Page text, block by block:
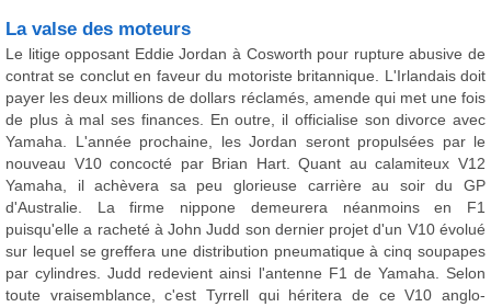
La valse des moteurs
Le litige opposant Eddie Jordan à Cosworth pour rupture abusive de
contrat se conclut en faveur du motoriste britannique. L'Irlandais doit
payer les deux millions de dollars réclamés, amende qui met une fois
de plus à mal ses finances. En outre, il officialise son divorce avec
Yamaha. L'année prochaine, les Jordan seront propulsées par le
nouveau V10 concocté par Brian Hart. Quant au calamiteux V12
Yamaha, il achèvera sa peu glorieuse carrière au soir du GP
d'Australie. La firme nippone demeurera néanmoins en F1
puisqu'elle a racheté à John Judd son dernier projet d'un V10 évolué
sur lequel se greffera une distribution pneumatique à cinq soupapes
par cylindres. Judd redevient ainsi l'antenne F1 de Yamaha. Selon
toute vraisemblance, c'est Tyrrell qui héritera de ce V10 anglo-